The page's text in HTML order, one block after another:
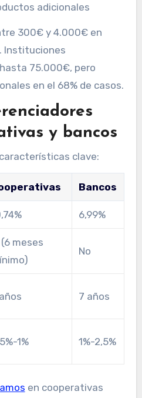
adicionales
300€ y 4.000€ en
Instituciones
75.000€, pero
en el 68% de casos.
y bancos
clave:
Bancos
6,99%
(6 meses
No
7 años
1% 1%-2,5%
en cooperativas